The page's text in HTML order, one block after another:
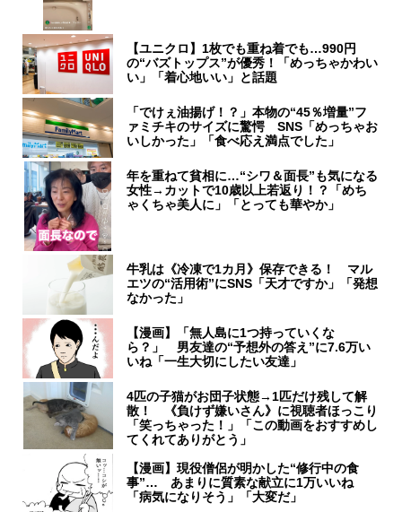
【ユニクロ】1枚でも重ね着でも…990円
の“バズトップス”が優秀！「めっちゃかわい
い」「着心地いい」と話題
「でけぇ油揚げ！？」本物の“45％増量”フ
ァミチキのサイズに驚愕 SNS「めっちゃお
いしかった」「食べ応え満点でした」
年を重ねて貧相に…“シワ＆面長”も気になる
女性→カットで10歳以上若返り！？「めち
ゃくちゃ美人に」「とっても華やか」
牛乳は《冷凍で1カ月》保存できる！ マル
エツの“活用術”にSNS「天才ですか」「発想
なかった」
【漫画】「無人島に1つ持っていくな
ら？」 男友達の“予想外の答え”に7.6万い
いね「一生大切にしたい友達」
4匹の子猫がお団子状態→1匹だけ残して解
散！ 《負けず嫌いさん》に視聴者ほっこり
「笑っちゃった！」「この動画をおすすめし
てくれてありがとう」
【漫画】現役僧侶が明かした“修行中の食
事”… あまりに質素な献立に1万いいね
「病気になりそう」「大変だ」